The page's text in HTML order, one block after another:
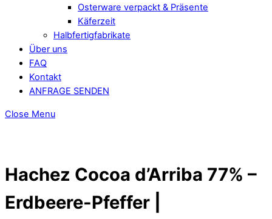
Osterware verpackt & Präsente
Käferzeit
Halbfertigfabrikate
Über uns
FAQ
Kontakt
ANFRAGE SENDEN
Close Menu
Hachez Cocoa d’Arriba 77% –
Erdbeere-Pfeffer |